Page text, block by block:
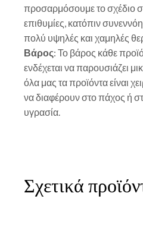
προσαρμόσουμε το σχέδιο
επιθυμίες, κατόπιν
πολύ υψηλές και χαμηλές
Βάρος: Το βάρος κάθε
ενδέχεται να παρουσιάζει
όλα μας τα προϊόντα είναι
να διαφέρουν στο πάχος ή
υγρασία.
Σχετικά